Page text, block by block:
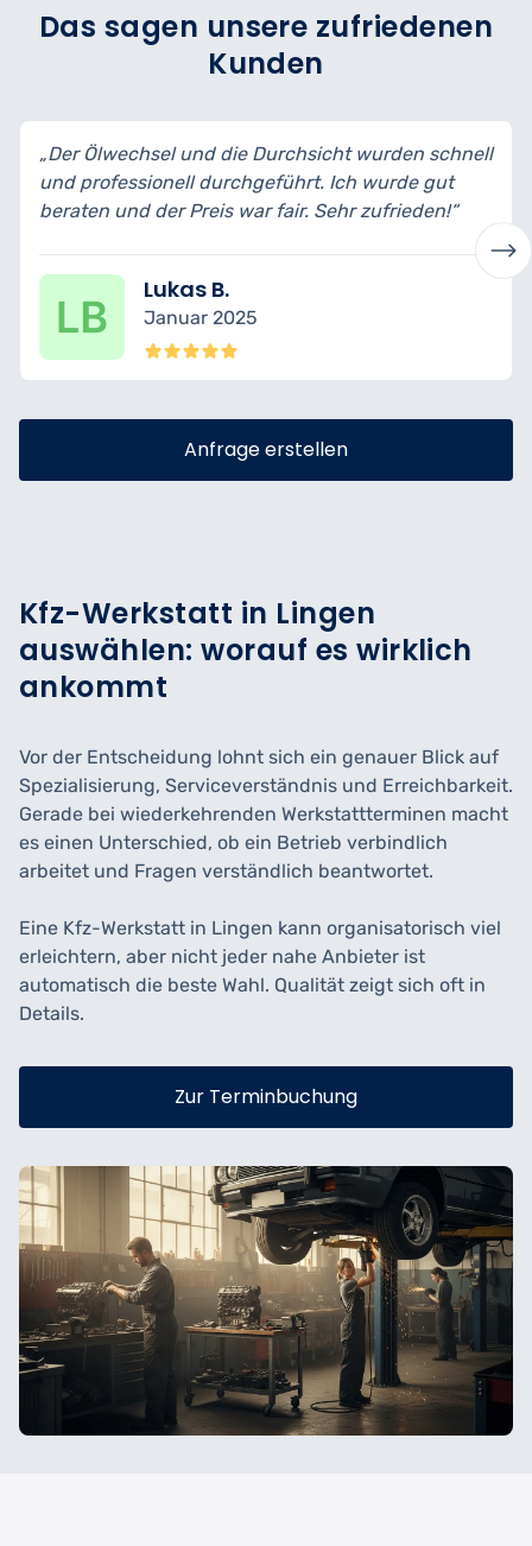
Das sagen unsere zufriedenen
Kunden
Ölwechsel und die Durchsicht wurden schnell
professionell durchgeführt. Ich wurde gut
und der Preis war fair. Sehr zufrieden!“
Lukas B.
Januar 2025
„Ich
Anfrage erstellen
Kfz-Werkstatt in Lingen
auswählen: worauf es wirklich
ankommt
Vor der Entscheidung lohnt sich ein genauer Blick auf
Spezialisierung, Serviceverständnis und Erreichbarkeit.
Gerade bei wiederkehrenden Werkstattterminen macht
es einen Unterschied, ob ein Betrieb verbindlich
arbeitet und Fragen verständlich beantwortet.
Eine Kfz-Werkstatt in Lingen kann organisatorisch viel
erleichtern, aber nicht jeder nahe Anbieter ist
automatisch die beste Wahl. Qualität zeigt sich oft in
Details.
Zur Terminbuchung